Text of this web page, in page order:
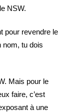
NSW.
pour revendre le
nom, tu dois
Mais pour le
faire, c’est
à une